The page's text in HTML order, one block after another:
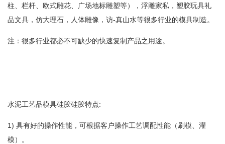
柱、栏杆、欧式雕花、广场地标雕塑等），浮雕家私，塑胶玩具礼
品文具，仿大理石，人体雕像，访-真山水等很多行业的模具制造。
注：很多行业都必不可缺少的快速复制产品之用途。
水泥工艺品模具硅胶硅胶特点:
1) 具有好的操作性能，可根据客户操作工艺调配性能（刷模、灌
模）。